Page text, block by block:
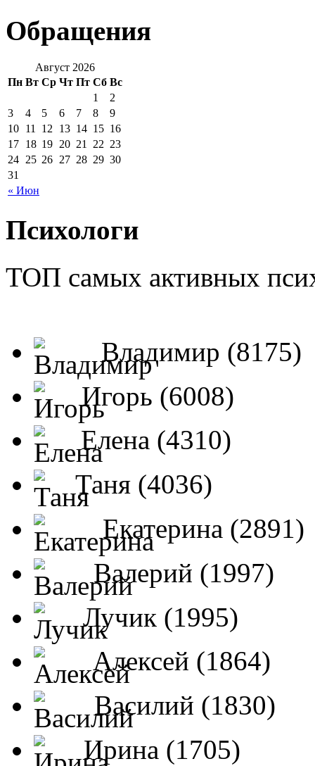
Обращения
Август 2026
Пн Вт Ср Чт Пт Сб Вс
« Июн
1
2
3
4 5 6 7 8
9
10 11 12 13 14 15 16
17 18 19 20 21 22 23
24 25 26 27 28 29 30
31
Психологи
ТОП самых активных
Владимир (8175)
Игорь (6008)
Елена (4310)
Таня (4036)
Екатерина (2891)
Валерий (1997)
Лучик (1995)
Алексей (1864)
Василий (1830)
Ирина (1705)